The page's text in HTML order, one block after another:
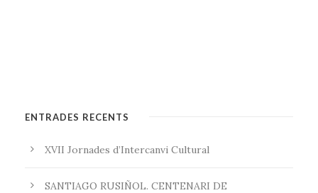
ENTRADES RECENTS
XVII Jornades d’Intercanvi Cultural
SANTIAGO RUSIÑOL. CENTENARI DE